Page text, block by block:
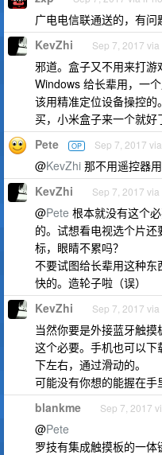
广电电信联通送的，有问
KevZhi Sep 7, 2017
邪道。盒子又不用来打游
Windows 给长辈用，一
该用精准定位设备操控
买，小米盒子来一个就好
Pete OP Sep 7, 2017
@KevZhi 那不用遥控器
KevZhi Sep 7, 2017
@Pete 根本就没有这个
的。试想看电视选个片
标，眼睛不累吗？
不要试图给长辈用这种
快的。造轮子啦（误）
KevZhi Sep 7, 2017
当然你要是外接蓝牙触
这个必要。手机也可以
下左右，通过滑动的。
可能没有你想的能握在手
blankme Sep 7, 2017
@Pete
罗技有集成触摸板的一体